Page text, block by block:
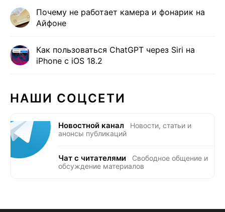
Почему не работает камера и фонарик на
Айфоне
Как пользоваться ChatGPT через Siri на
iPhone с iOS 18.2
НАШИ СОЦСЕТИ
Новостной канал
Новости, статьи и
анонсы публикаций
Чат с читателями
Свободное общение и
обсуждение материалов